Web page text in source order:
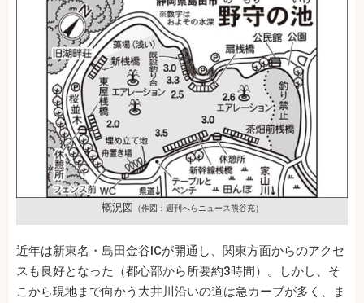
概況図 （作図：週刊へらニュース熊谷充）
近年は新東名・島田金谷ICが開通し、関東方面からのアクセ
スも良好となった（都心部から所要約3時間）。しかし、そ
こから現地まで向かう大井川沿いの道は急カーブが多く、ま